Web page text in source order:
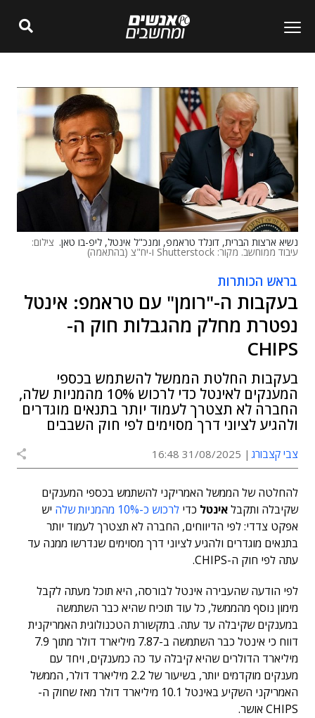
נשיא ארצות הברית, דונלד טראמפ, ומנכ"ל אינטל, ליפ-בו טאן. צילום:
עיבוד ממוחשב. מקור: Shutterstock ו-יח"צ (בהתאמה)
בראש הכותרות
בעקבות ה-"רומן" עם טראמפ: אינטל
נפטרת מחלק מהגבלות חוק ה-
CHIPS
בעקבות החלטת הממשל להשתמש בכספי
המענקים לאינטל כדי לרכוש 10% מהמניות שלה,
החברה לא תצטרך לעמוד יותר בתנאים מוגדרים
ולהגיע לציוני דרך מסוימים לפי חוק השבבים
צבי קצבורג 31/08/2025 16:48
להחלטה של הממשל האמריקני להשתמש בכספי המענקים
שקיבלה ותקבלאינטל כדי לרכוש כ-10% מהמניות שלה
יש
אפקט צדדי: לפי הדיווחים, החברה לא תצטרך לעמוד יותר
בתנאים מוגדרים ולהגיע לציוני דרך מסוימים שנדרשו ממנה עד
עתה לפי חוק ה-CHIPS.
לפי הודעה שהעבירה אינטל לבורסה, היא תוכל מעתה לקבל
מימון נוסף מהממשל, כל עוד תוכיח שהיא כבר השתמשה
במענקים שקיבלה עד עתה. בתקשורת הטכנולוגית האמריקנית
דווח כי אינטל כבר השתמשה ב-7.87 מיליארד דולר מתוך 7.9
מיליארד הדולרים שהיא קיבלה עד כה כמענקים, ויחד עם
מענקים מוקדמים יותר, בשיעור של 2.2 מיליארד דולר, הממשל
האמריקני השקיע באינטל 10.1 מיליארד דולר מאז שחוק ה-
CHIPS אושר.